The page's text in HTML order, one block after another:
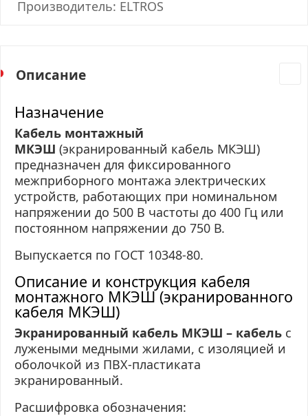
Производитель: ELTROS
Описание
Назначение
Кабель монтажный
МКЭШ (экранированный кабель МКЭШ)
предназначен для фиксированного
межприборного монтажа электрических
устройств, работающих при номинальном
напряжении до 500 В частоты до 400 Гц или
постоянном напряжении до 750 В.
Выпускается по ГОСТ 10348-80.
Описание и конструкция кабеля
монтажного МКЭШ (экранированного
кабеля МКЭШ)
Экранированный кабель МКЭШ – кабель с
лужеными медными жилами, с изоляцией и
оболочкой из ПВХ-пластиката
экранированный.
Расшифровка обозначения: